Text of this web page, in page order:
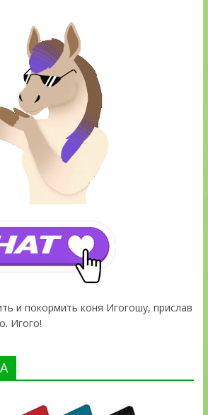
и покормить коня Игогошу, прислав
Игого!